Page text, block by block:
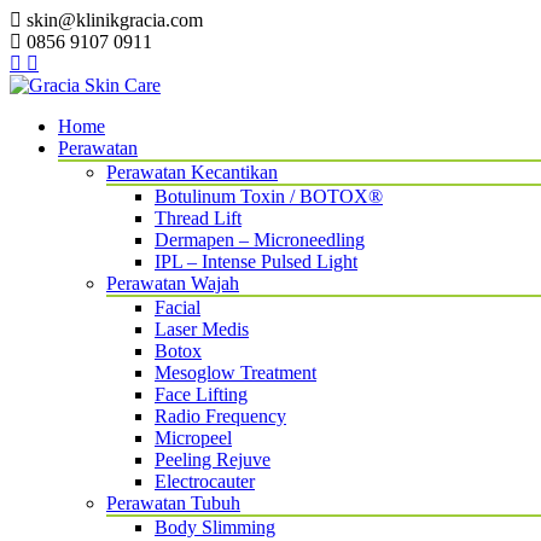
skin@klinikgracia.com
0856 9107 0911
Home
Perawatan
Perawatan Kecantikan
Botulinum Toxin / BOTOX®
Thread Lift
Dermapen – Microneedling
IPL – Intense Pulsed Light
Perawatan Wajah
Facial
Laser Medis
Botox
Mesoglow Treatment
Face Lifting
Radio Frequency
Micropeel
Peeling Rejuve
Electrocauter
Perawatan Tubuh
Body Slimming